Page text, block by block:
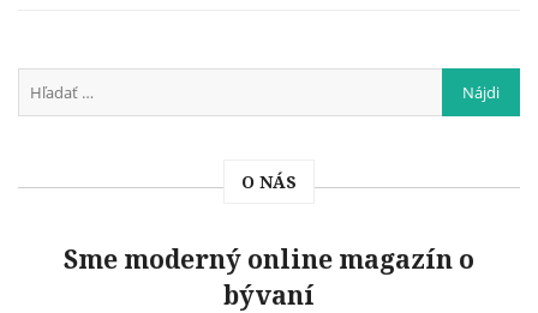
O NÁS
Sme moderný online magazín o
bývaní